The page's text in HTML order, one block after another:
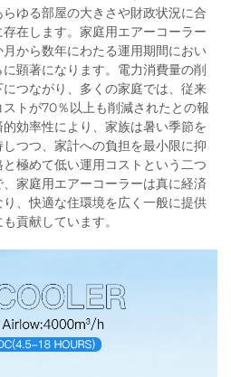
ゆる部屋の大きさや財政状況に合
在します。家庭用エアーコーラー
から数年にわたる運用期間におい
顕著になります。電力消費量の削
つながり、多くの家庭では、従来
トが70％以上も削減されたとの報
効率性により、家族は暑い季節を
つつ、家計への負担を最小限に抑
極めて低い運用コストという二つ
家庭用エアーコーラーは真に経済
、快適な住環境を広く一般に提供
貢献しています。